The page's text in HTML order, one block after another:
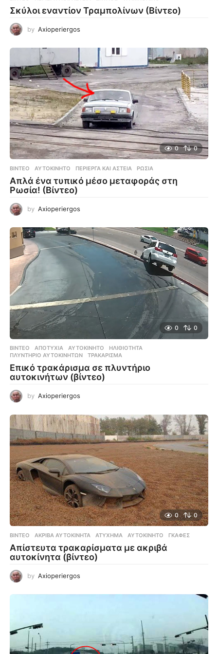
Σκύλοι εναντίον Τραμπολίνων (Βίντεο)
by Axioperiergos
0 0
ΒΊΝΤΕΟ ΑΥΤΟΚΊΝΗΤΟ ,ΠΕΡΊΕΡΓΑ ΚΑΙ ΑΣΤΕΊΑ ,ΡΩΣΊΑ
Απλά ένα τυπικό μέσο μεταφοράς στη
Ρωσία! (Βίντεο)
by Axioperiergos
0 0
ΒΊΝΤΕΟ ΑΠΟΤΥΧΊΑ ,ΑΥΤΟΚΊΝΗΤΟ ,ΗΛΙΘΙΌΤΗΤΑ
ΠΛΥΝΤΉΡΙΟ ΑΥΤΟΚΊΝΗΤΩΝ
,ΤΡΑΚΆΡΙΣΜΑ
Επικό τρακάρισμα σε πλυντήριο
αυτοκινήτων (βίντεο)
by Axioperiergos
0 0
ΒΊΝΤΕΟ ΑΚΡΙΒΆ ΑΥΤΟΚΊΝΗΤΑ ,ΑΤΎΧΗΜΑ ,ΑΥΤΟΚΊΝΗΤΟ ,ΓΚΆΦΕΣ
Απίστευτα τρακαρίσματα με ακριβά
αυτοκίνητα (βίντεο)
by Axioperiergos